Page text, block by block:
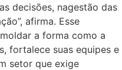
decisões, nagestão das
afirma. Esse
a forma como a
fortalece suas equipes e
setor que exige